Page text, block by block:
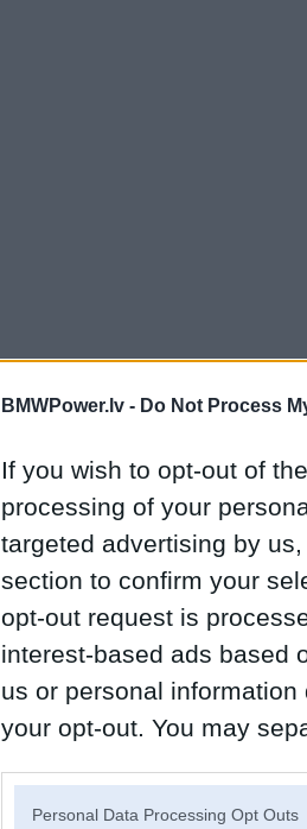
BMWPower.lv - Do Not Process
If you wish to opt-out of
processing of your
targeted advertising by
section to confirm your
opt-out request is
interest-based ads based
us or personal
your opt-out. You may
Personal Data Processing Opt Outs